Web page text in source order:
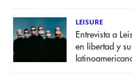
LEISURE
Entrevista a
en libertad y